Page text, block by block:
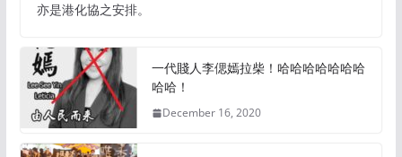
亦是港化協之安排。
一代賤人李偲嫣拉柴！哈哈哈哈哈哈哈
哈哈！
December 16, 2020